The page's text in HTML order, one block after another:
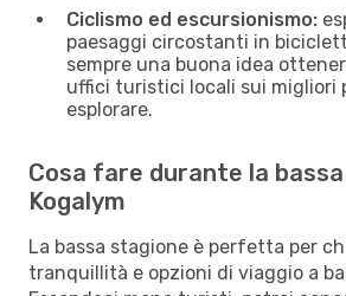
Ciclismo ed escursionismo:
paesaggi circostanti in
sempre una buona idea
uffici turistici locali sui migliori
esplorare.
Cosa fare durante la
Kogalym
La bassa stagione è perfetta per
tranquillità e opzioni di viaggio a